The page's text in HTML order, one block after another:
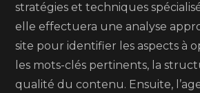
stratégies et techniques
elle effectuera une analyse
site pour identifier les aspects à
les mots-clés pertinents, la
qualité du contenu. Ensuite,